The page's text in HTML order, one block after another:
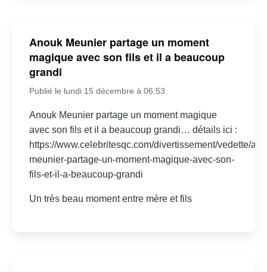
Anouk Meunier partage un moment
magique avec son fils et il a beaucoup
grandi
Publié le lundi 15 décembre à 06:53
Anouk Meunier partage un moment magique
avec son fils et il a beaucoup grandi… détails ici :
https://www.celebritesqc.com/divertissement/vedette/
meunier-partage-un-moment-magique-avec-son-
fils-et-il-a-beaucoup-grandi
Un très beau moment entre mère et fils